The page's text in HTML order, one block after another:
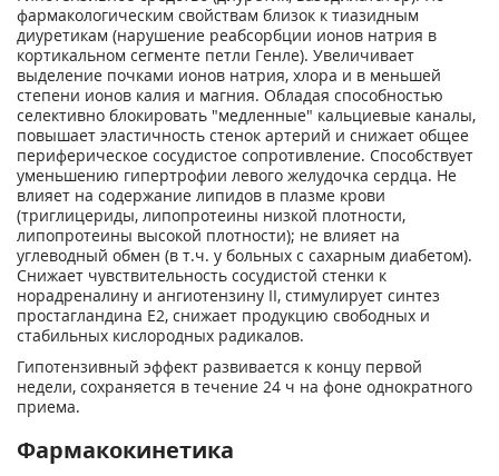
фармакологическим свойствам близок к тиазидным
диуретикам (нарушение реабсорбции ионов натрия в
кортикальном сегменте петли Генле). Увеличивает
выделение почками ионов натрия, хлора и в меньшей
степени ионов калия и магния. Обладая способностью
селективно блокировать "медленные" кальциевые каналы,
повышает эластичность стенок артерий и снижает общее
периферическое сосудистое сопротивление. Способствует
уменьшению гипертрофии левого желудочка сердца. Не
влияет на содержание липидов в плазме крови
(триглицериды, липопротеины низкой плотности,
липопротеины высокой плотности); не влияет на
углеводный обмен (в т.ч. у больных с сахарным диабетом).
Снижает чувствительность сосудистой стенки к
норадреналину и ангиотензину II, стимулирует синтез
простагландина Е2, снижает продукцию свободных и
стабильных кислородных радикалов.
Гипотензивный эффект развивается к концу первой
недели, сохраняется в течение 24 ч на фоне однократного
приема.
Фармакокинетика